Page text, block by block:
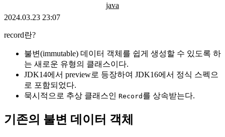
java
2024.03.23 23:07
record란?
불변(immutable) 데이터 객체를 쉽게 생성할 수 있도록 하
는 새로운 유형의 클래스이다.
JDK14에서 preview로 등장하여 JDK16에서 정식 스펙으
로 포함되었다.
묵시적으로 추상 클래스인 Record 를 상속받는다.
기존의 불변 데이터 객체